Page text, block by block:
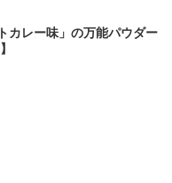
カレー味」の万能パウダー